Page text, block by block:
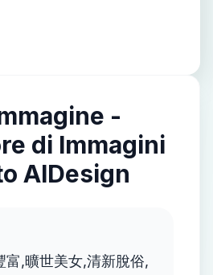
-
di Immagini
AIDesign
富,曠世美女,清新脫俗,